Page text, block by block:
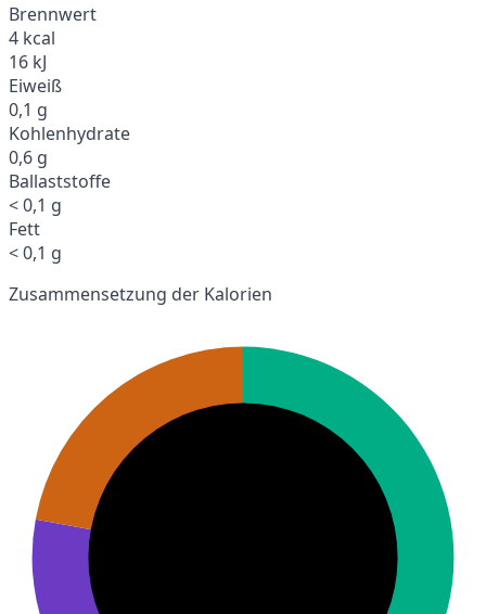
Brennwert
4 kcal
16 kJ
Eiweiß
0,1 g
Kohlenhydrate
0,6 g
Ballaststoffe
< 0,1 g
Fett
< 0,1 g
Zusammensetzung der Kalorien